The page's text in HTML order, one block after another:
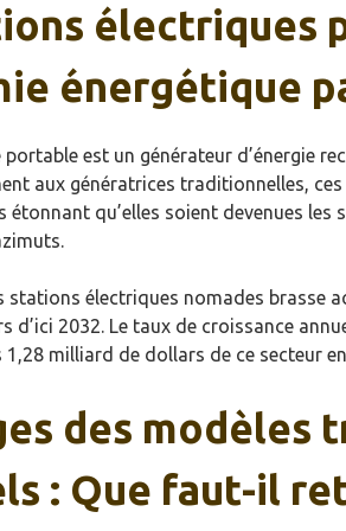
électriques
énergétique
portable est un générateur d’énergie
aux génératrices traditionnelles,
étonnant qu’elles soient devenues les
stations électriques nomades brasse
d’ici 2032. Le taux de croissance
milliard de dollars de ce secteur
des modèles
: Que faut-il